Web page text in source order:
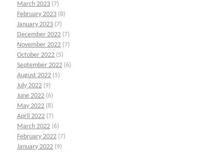
March 2023 (7)
February 2023 (8)
January 2023 (7)
December 2022 (7)
November 2022 (7)
October 2022 (5)
September 2022 (6)
August 2022 (5)
July 2022 (9)
June 2022 (6)
May 2022 (8)
April 2022 (7)
March 2022 (6)
February 2022 (7)
January 2022 (9)